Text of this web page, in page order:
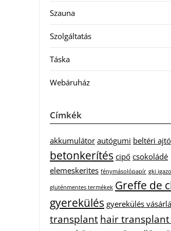
Szauna
Szolgáltatás
Táska
Webáruház
Címkék
akkumulátor autógumi beltéri ajtó
betonkerítés cipő csokoládé
elemeskerites fénymásolópapír gki
gluténmentes termékek Greffe de
gyerekülés gyerekülés
transplant hair